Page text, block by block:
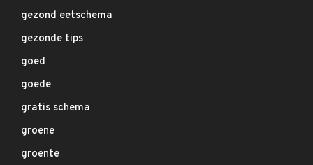
gezond eetschema
gezonde tips
goed
goede
gratis schema
groene
groente